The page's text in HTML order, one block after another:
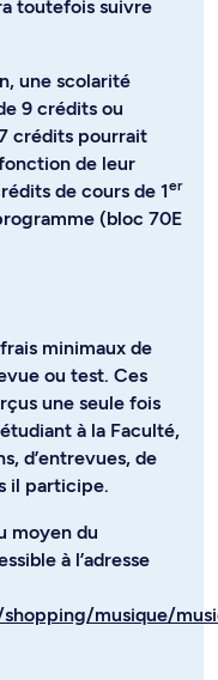
toutefois suivre
une scolarité
9 crédits ou
crédits pourrait
de leur
de cours de 1er
(bloc 70E
minimaux de
ou test. Ces
une seule fois
à la Faculté,
d’entrevues, de
il participe.
moyen du
à l’adresse
musique/